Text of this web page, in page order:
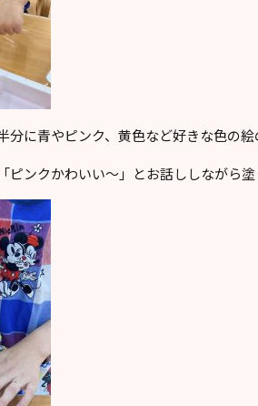
分に青やピンク、黄色など好きな色の
ピンクかわいい〜」とお話ししながら